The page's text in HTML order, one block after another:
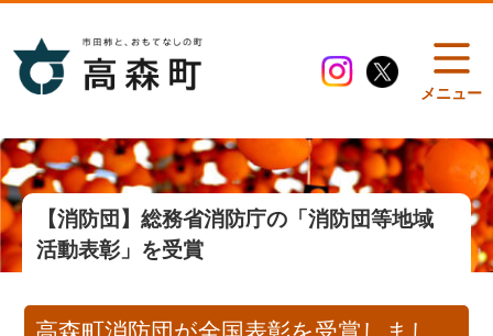
メニュー
【消防団】総務省消防庁の「消防団等地域
活動表彰」を受賞